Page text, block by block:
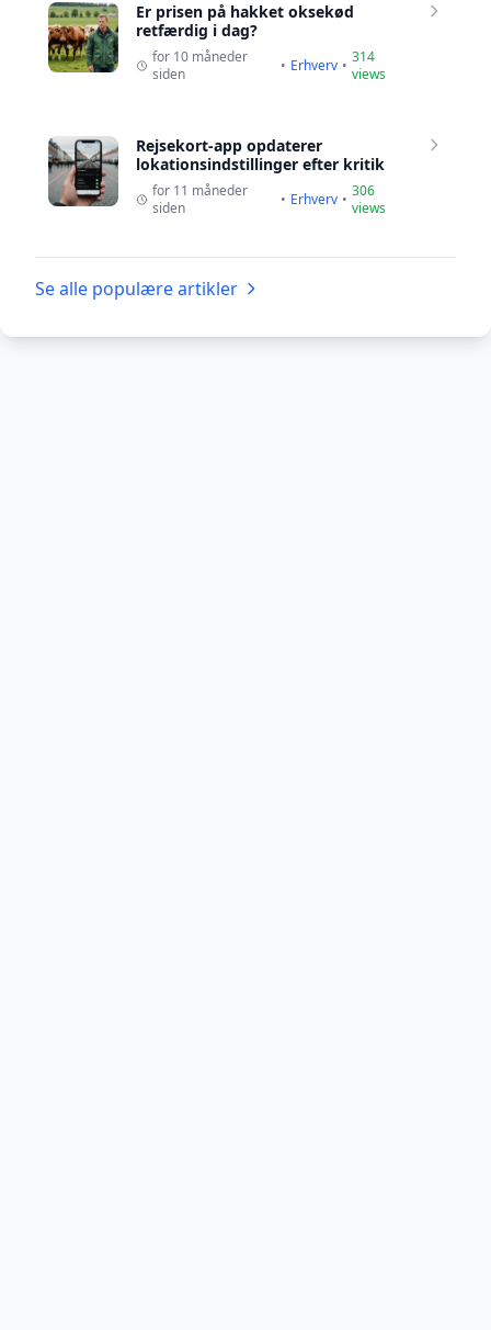
Er prisen på hakket oksekød
retfærdig i dag?
for 10 måneder
siden
• Erhverv • 314
views
Rejsekort-app opdaterer
lokationsindstillinger efter kritik
for 11 måneder
siden
• Erhverv • 306
views
Se alle populære artikler